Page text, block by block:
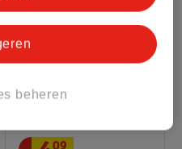
beheren